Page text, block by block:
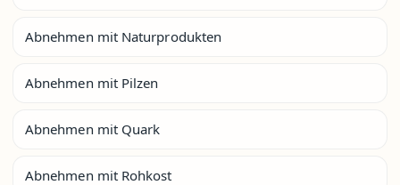
Abnehmen mit Naturprodukten
Abnehmen mit Pilzen
Abnehmen mit Quark
Abnehmen mit Rohkost